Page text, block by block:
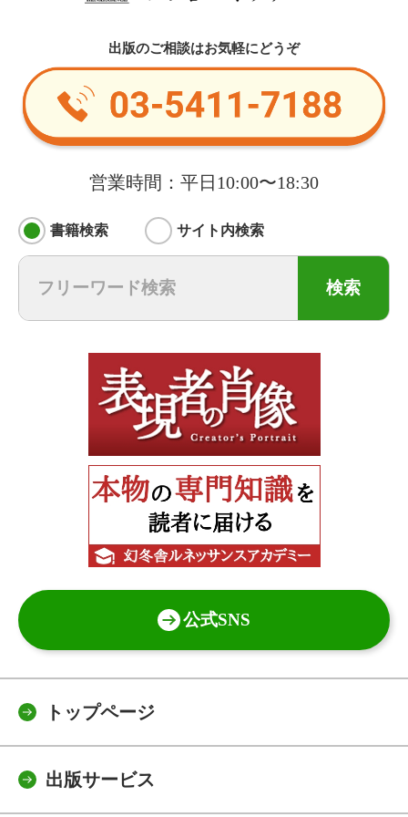
出版のご相談はお気軽にどうぞ
営業時間：平日10:00〜18:30
書籍検索 サイト内検索
検索
公式SNS
トップページ
出版サービス